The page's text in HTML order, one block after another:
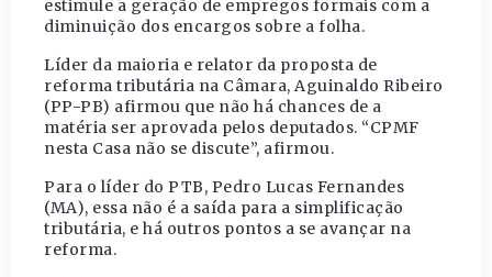
estimule a geração de empregos formais com a
diminuição dos encargos sobre a folha.
Líder da maioria e relator da proposta de
reforma tributária na Câmara, Aguinaldo Ribeiro
(PP-PB) afirmou que não há chances de a
matéria ser aprovada pelos deputados. “CPMF
nesta Casa não se discute”, afirmou.
Para o líder do PTB, Pedro Lucas Fernandes
(MA), essa não é a saída para a simplificação
tributária, e há outros pontos a se avançar na
reforma.